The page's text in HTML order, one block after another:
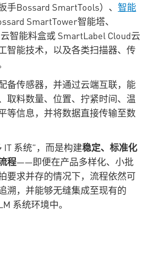
手Bossard SmartTools）、 智能
SmartTower智能塔、
智能料盒或 SmartLabel Cloud云
智能技术，以及各类扫描器、传
备传感器，并通过云端互联，能
取料数量、位置、拧紧时间、温
等信息，并将数据直接传输至数
IT 系统”，而是构建稳定、标准化
程——即便在产品多样化、小批
要求并存的情况下，流程依然可
溯，并能够无缝集成至现有的
系统环境中。